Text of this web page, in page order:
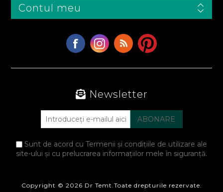
Contul meu
Newsletter
Sunt de acord cu Termenii și condițiile de utilizare ale
site-ului și cu prelucrarea informațiilor mele în siguranță.
Copyright © 2026 Dr Temt.Toate drepturile rezervate.